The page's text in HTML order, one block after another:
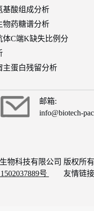
基酸组成分析
物药糖谱分析
体C端K缺失比例分
主蛋白残留分析
邮箱:
info@biotech-
物科技有限公司 版权所有
号 友情链